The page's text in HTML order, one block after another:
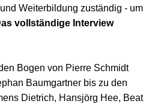
Weiterbildung zuständig - um
vollständige Interview
Bogen von Pierre Schmidt
Baumgartner bis zu den
Dietrich, Hansjörg Hee, Beat